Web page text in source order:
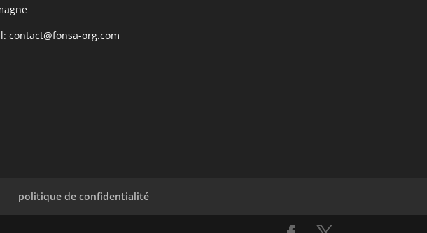
contact@fonsa-org.com
politique de confidentialité